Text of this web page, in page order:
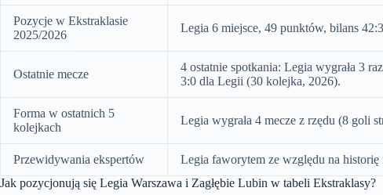
Pozycje w Ekstraklasie
2025/2026
Legia 6 miejsce, 49 punktów, bilans
Ostatnie mecze
4 ostatnie spotkania: Legia wygrała 3
3:0 dla Legii (30 kolejka, 2026).
Forma w ostatnich 5
kolejkach
Legia wygrała 4 mecze z rzędu (8 goli
Przewidywania ekspertów
Legia faworytem ze względu na
Jak pozycjonują się Legia Warszawa i Zagłębie Lubin w tabeli Ekstraklasy?